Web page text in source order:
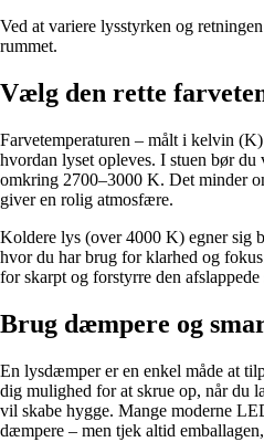
Ved at variere lysstyrken og
rummet.
Vælg den rette
Farvetemperaturen – målt i kelvin
hvordan lyset opleves. I stuen bør
omkring 2700–3000 K. Det minder
giver en rolig atmosfære.
Koldere lys (over 4000 K) egner sig
hvor du har brug for klarhed og
for skarpt og forstyrre den afslappede
Brug dæmpere og
En lysdæmper er en enkel måde at
dig mulighed for at skrue op, når du
vil skabe hygge. Mange moderne
dæmpere – men tjek altid